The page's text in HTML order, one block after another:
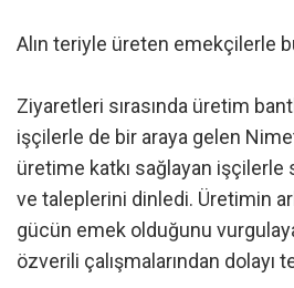
Alın teriyle üreten emekçilerle
Ziyaretleri sırasında üretim
işçilerle de bir araya gelen
üretime katkı sağlayan
ve taleplerini dinledi. Üretimin
gücün emek olduğunu
özverili çalışmalarından dolayı